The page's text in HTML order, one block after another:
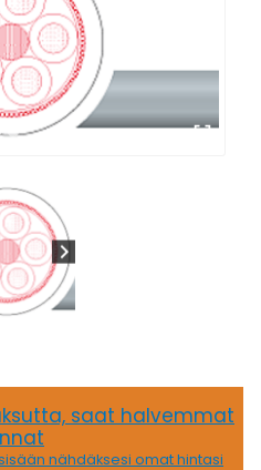
saat halvemmat
nähdäksesi omat hintasi